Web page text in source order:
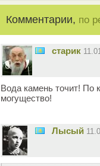
Комментарии, по
старик
Вода камень точит! По
могущество!
Лысый